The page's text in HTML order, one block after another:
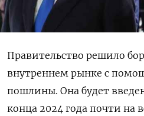
Правительство решило
внутреннем рынке с
пошлины. Она будет
конца 2024 года почти на